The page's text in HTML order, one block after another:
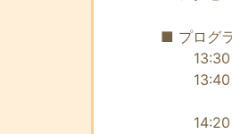
A5
■ プログ
13:30～
13:40～
佐野
14:20～